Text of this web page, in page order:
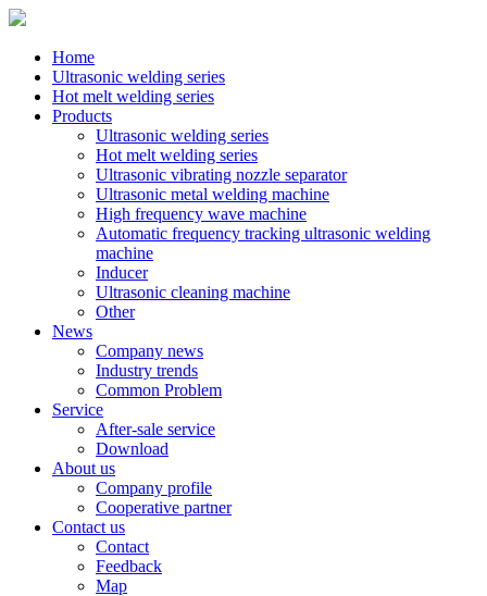
Home
Ultrasonic welding series
Hot melt welding series
Products
Ultrasonic welding series
Hot melt welding series
Ultrasonic vibrating nozzle separator
Ultrasonic metal welding machine
High frequency wave machine
Automatic frequency tracking ultrasonic welding
machine
Inducer
Ultrasonic cleaning machine
Other
News
Company news
Industry trends
Common Problem
Service
After-sale service
Download
About us
Company profile
Cooperative partner
Contact us
Contact
Feedback
Map